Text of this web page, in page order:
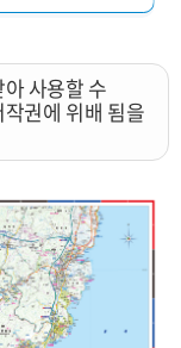
사용할 수
권에 위배 됨을